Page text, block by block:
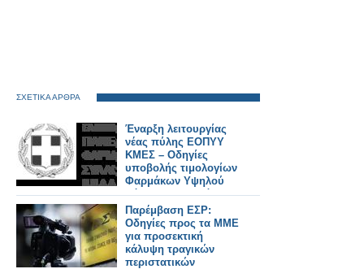
ΣΧΕΤΙΚΑ ΑΡΘΡΑ
Έναρξη λειτουργίας
νέας πύλης ΕΟΠΥΥ
ΚΜΕΣ – Οδηγίες
υποβολής τιμολογίων
Φαρμάκων Υψηλού
Κόστους Πλατφόρμας
ΕΟΠΥΥ
Παρέμβαση ΕΣΡ:
Οδηγίες προς τα ΜΜΕ
για προσεκτική
κάλυψη τραγικών
περιστατικών